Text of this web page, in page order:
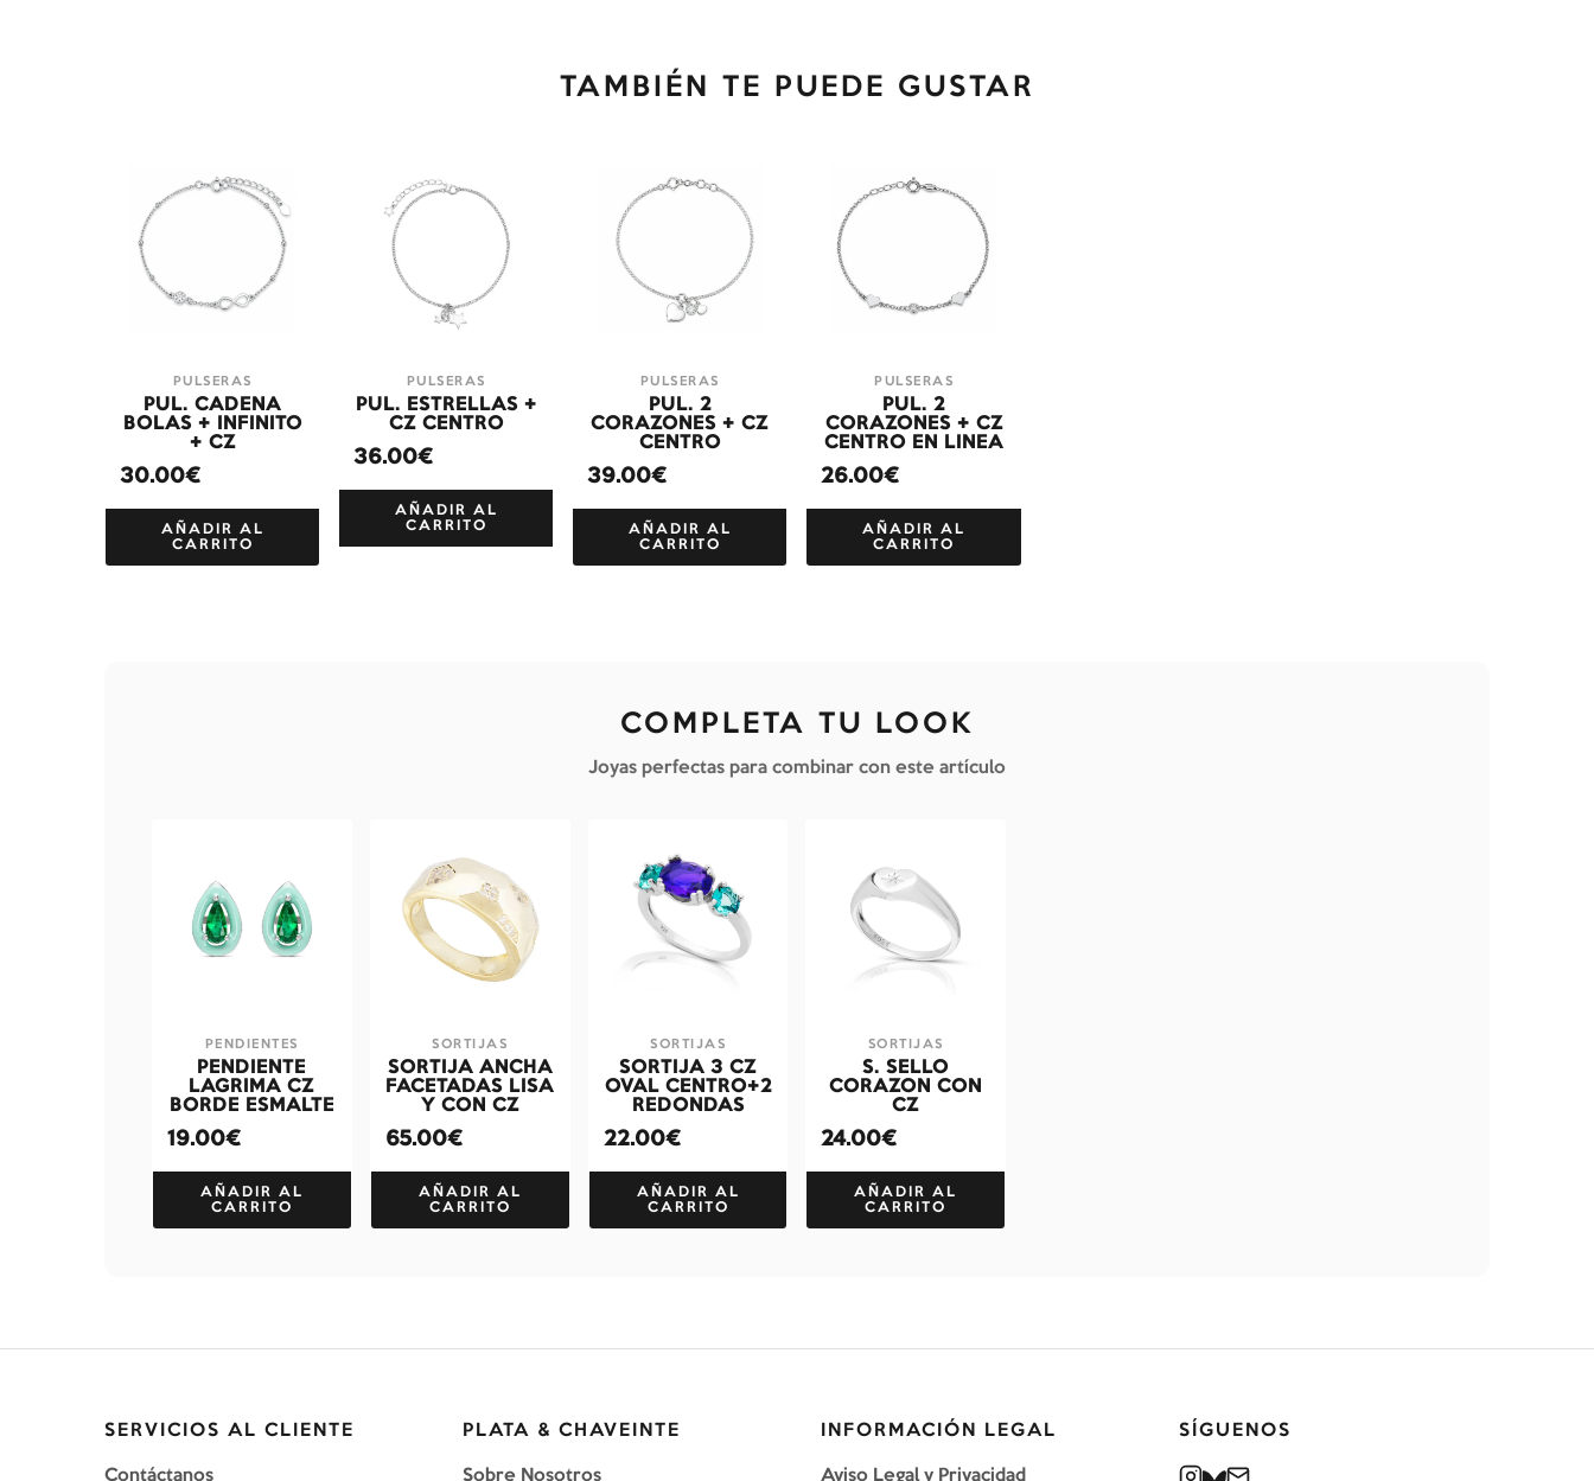
TAMBIÉN TE PUEDE GUSTAR
PULSERAS
PUL. CADENA
BOLAS + INFINITO
+ CZ
30.00€
AÑADIR AL
CARRITO
PULSERAS
PUL. ESTRELLAS +
CZ CENTRO
36.00€
AÑADIR AL
CARRITO
PULSERAS
PUL. 2
CORAZONES + CZ
CENTRO
39.00€
AÑADIR AL
CARRITO
PULSERAS
PUL. 2
CORAZONES + CZ
CENTRO EN LINEA
26.00€
AÑADIR AL
CARRITO
COMPLETA TU LOOK
Joyas perfectas para combinar con este artículo
PENDIENTES
PENDIENTE
LAGRIMA CZ
BORDE ESMALTE
19.00€
AÑADIR AL
CARRITO
SORTIJAS
SORTIJA ANCHA
FACETADAS LISA
Y CON CZ
65.00€
AÑADIR AL
CARRITO
SORTIJAS
SORTIJA 3 CZ
OVAL CENTRO+2
REDONDAS
22.00€
AÑADIR AL
CARRITO
SORTIJAS
S. SELLO
CORAZON CON
CZ
24.00€
AÑADIR AL
CARRITO
SERVICIOS AL CLIENTE
Contáctanos
PLATA & CHAVEINTE
Sobre Nosotros
INFORMACIÓN LEGAL
Aviso Legal y Privacidad
SÍGUENOS